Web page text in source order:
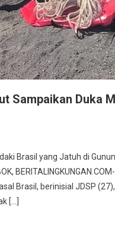
Sampaikan Duka
Brasil yang Jatuh di
Brasil, berinisial JDSP
[…]